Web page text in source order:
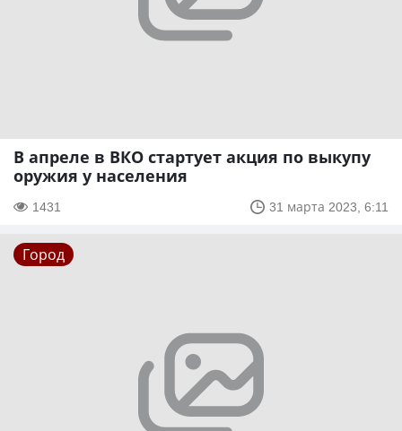
В апреле в ВКО стартует акция по выкупу
оружия у населения
1431 31 марта 2023, 6:11
Город